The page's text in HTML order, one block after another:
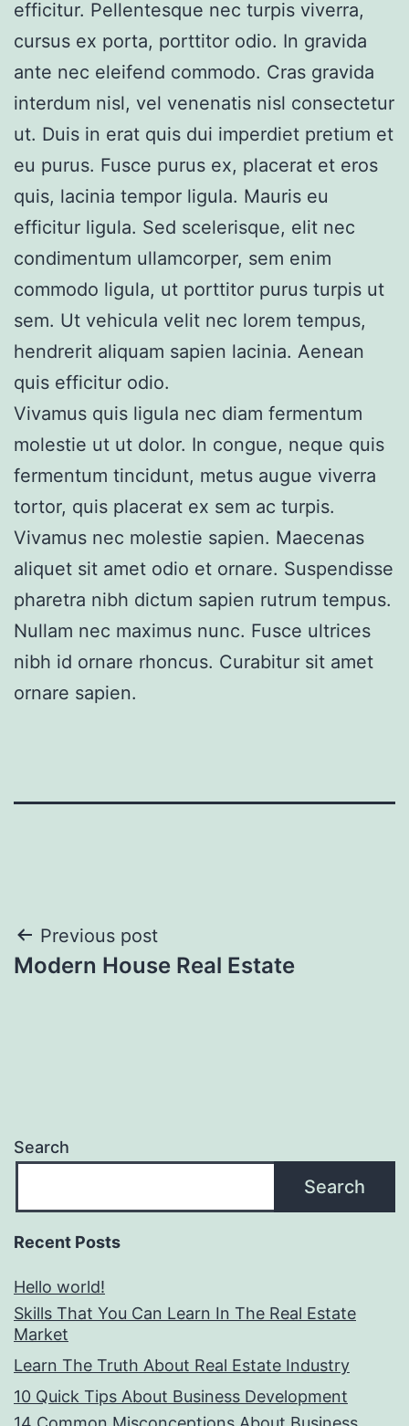
efficitur. Pellentesque nec turpis viverra,
cursus ex porta, porttitor odio. In gravida
ante nec eleifend commodo. Cras gravida
interdum nisl, vel venenatis nisl consectetur
ut. Duis in erat quis dui imperdiet pretium et
eu purus. Fusce purus ex, placerat et eros
quis, lacinia tempor ligula. Mauris eu
efficitur ligula. Sed scelerisque, elit nec
condimentum ullamcorper, sem enim
commodo ligula, ut porttitor purus turpis ut
sem. Ut vehicula velit nec lorem tempus,
hendrerit aliquam sapien lacinia. Aenean
quis efficitur odio.
Vivamus quis ligula nec diam fermentum
molestie ut ut dolor. In congue, neque quis
fermentum tincidunt, metus augue viverra
tortor, quis placerat ex sem ac turpis.
Vivamus nec molestie sapien. Maecenas
aliquet sit amet odio et ornare. Suspendisse
pharetra nibh dictum sapien rutrum tempus.
Nullam nec maximus nunc. Fusce ultrices
nibh id ornare rhoncus. Curabitur sit amet
ornare sapien.
Post
navigation
Previous post
Modern House Real Estate
Search
Search
Recent Posts
Hello world!
Skills That You Can Learn In The Real Estate
Market
Learn The Truth About Real Estate Industry
10 Quick Tips About Business Development